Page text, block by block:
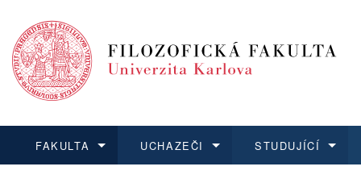
FAKULTA UCHAZEČI STUDUJÍCÍ